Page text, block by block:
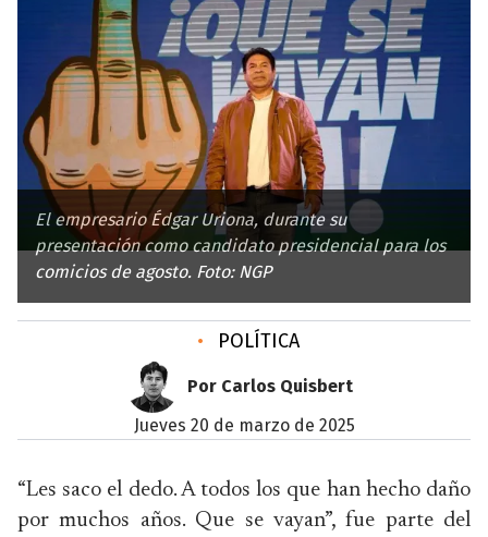
El empresario Édgar Uriona, durante su
presentación como candidato presidencial para los
comicios de agosto. Foto: NGP
• POLÍTICA
Por Carlos Quisbert
jueves 20 de marzo de 2025
“Les saco el dedo. A todos los que han hecho daño
por muchos años. Que se vayan”, fue parte del